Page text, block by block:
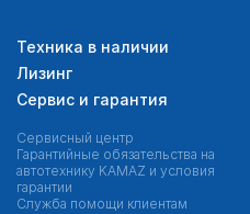
Техника в наличии
Лизинг
Сервис и гарантия
Сервисный центр
Гарантийные обязательства на
автотехнику KAMAZ и условия
гарантии
Служба помощи клиентам